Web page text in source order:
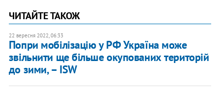
ЧИТАЙТЕ ТАКОЖ
22 вересня 2022, 06:33
Попри мобілізацію у РФ Україна може
звільнити ще більше окупованих територій
до зими, – ISW